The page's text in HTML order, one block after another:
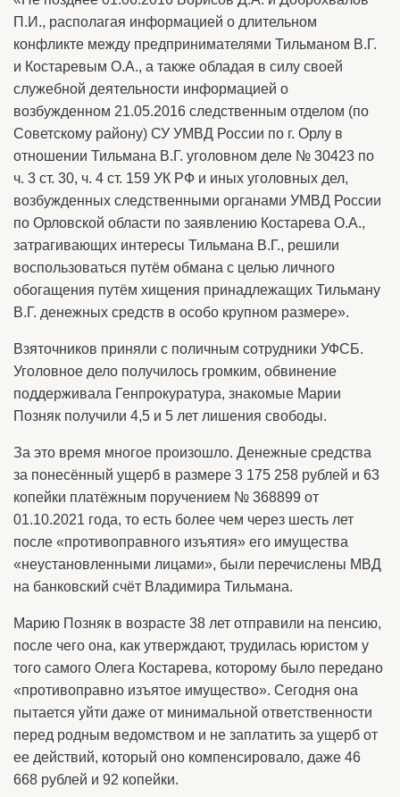
П.И., располагая информацией о длительном
конфликте между предпринимателями Тильманом В.Г.
и Костаревым О.А., а также обладая в силу своей
служебной деятельности информацией о
возбужденном 21.05.2016 следственным отделом (по
Советскому району) СУ УМВД России по г. Орлу в
отношении Тильмана В.Г. уголовном деле № 30423 по
ч. 3 ст. 30, ч. 4 ст. 159 УК РФ и иных уголовных дел,
возбужденных следственными органами УМВД России
по Орловской области по заявлению Костарева О.А.,
затрагивающих интересы Тильмана В.Г., решили
воспользоваться путём обмана с целью личного
обогащения путём хищения принадлежащих Тильману
В.Г. денежных средств в особо крупном размере».
Взяточников приняли с поличным сотрудники УФСБ.
Уголовное дело получилось громким, обвинение
поддерживала Генпрокуратура, знакомые Марии
Позняк получили 4,5 и 5 лет лишения свободы.
За это время многое произошло. Денежные средства
за понесённый ущерб в размере 3 175 258 рублей и 63
копейки платёжным поручением № 368899 от
01.10.2021 года, то есть более чем через шесть лет
после «противоправного изъятия» его имущества
«неустановленными лицами», были перечислены МВД
на банковский счёт Владимира Тильмана.
Марию Позняк в возрасте 38 лет отправили на пенсию,
после чего она, как утверждают, трудилась юристом у
того самого Олега Костарева, которому было передано
«противоправно изъятое имущество». Сегодня она
пытается уйти даже от минимальной ответственности
перед родным ведомством и не заплатить за ущерб от
ее действий, который оно компенсировало, даже 46
668 рублей и 92 копейки.